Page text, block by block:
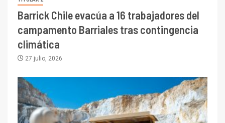
Barrick Chile evacúa a 16 trabajadores del
campamento Barriales tras contingencia
climática
27 julio, 2026